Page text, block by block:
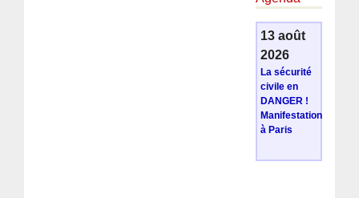
13 août
2026
La sécurité
civile en
DANGER !
Manifestation
à Paris